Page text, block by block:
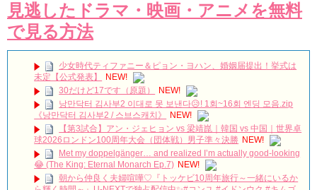
見逃したドラマ・映画・アニメを無料
で見る方法
少女時代ティファニー＆ピョン・ヨハン、婚姻届提出！挙式は
未定【公式発表】
NEW!
30だけど17です（原題）
NEW!
낭만닥터 김사부2 이대로 못 보낸다😥! 1회~16회 엔딩 모음.zip
《낭만닥터 김사부2 / 스브스캐치》
NEW!
【第3試合】アン・ジェヒョン vs 梁靖崑｜韓国 vs 中国｜世界卓
球2026ロンドン100周年大会（団体戦）男子準々決勝 NEW!
Met my doppelgänger… and realized I’m actually good-looking
😂 (The King: Eternal Monarch Ep.7) NEW!
朝から仲良く夫婦喧嘩♡『トッケビ10周年旅行～一緒にいるか